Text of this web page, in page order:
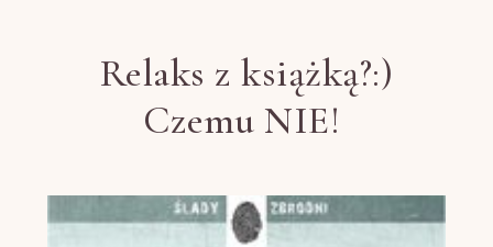
Relaks z książką?:)
Czemu NIE!